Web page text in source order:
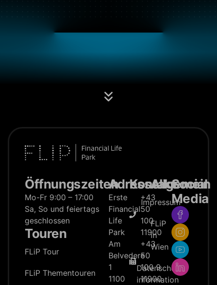
Öffnungszeiten
Mo-Fr 9:00 – 17:00
Sa, So und feiertags
geschlossen
Touren
FLiP Tour
FLiP Thementouren
Adresse
Erste
Financial
Life
Park
Am
Belvedere
1
1100
Kontakt
+43
50
100
11900
+43
50
100 9
11900
Allgemein
Impressum
FLiP
in
Wien
Datenschutz­
information
Social
Media